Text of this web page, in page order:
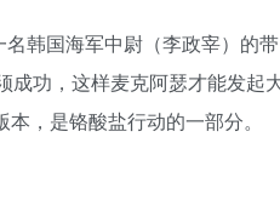
韩国海军中尉（李政宰）的带
成功，这样麦克阿瑟才能发起
，是铬酸盐行动的一部分。